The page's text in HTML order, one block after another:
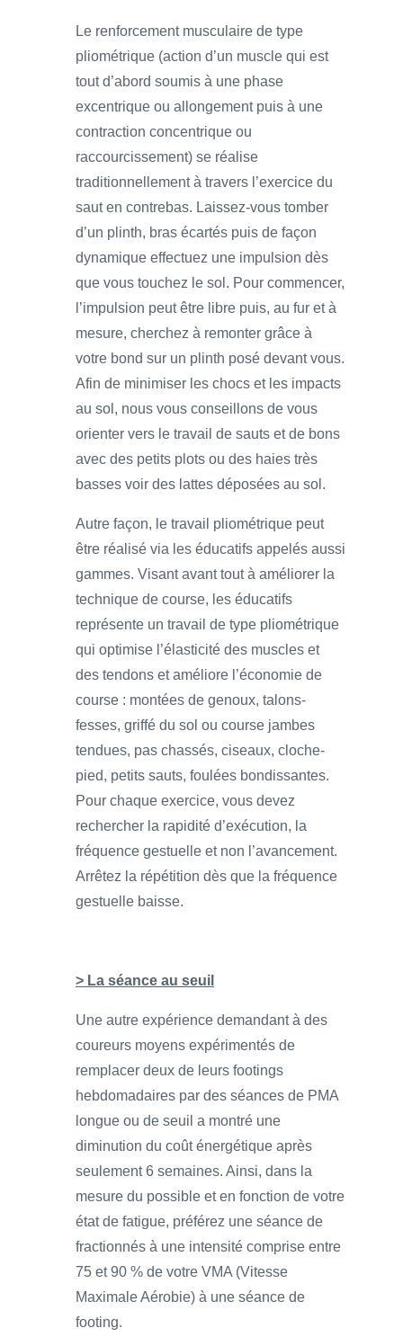
Le renforcement musculaire de type
pliométrique (action d’un muscle qui est
tout d’abord soumis à une phase
excentrique ou allongement puis à une
contraction concentrique ou
raccourcissement) se réalise
traditionnellement à travers l’exercice du
saut en contrebas. Laissez-vous tomber
d’un plinth, bras écartés puis de façon
dynamique effectuez une impulsion dès
que vous touchez le sol. Pour commencer,
l’impulsion peut être libre puis, au fur et à
mesure, cherchez à remonter grâce à
votre bond sur un plinth posé devant vous.
Afin de minimiser les chocs et les impacts
au sol, nous vous conseillons de vous
orienter vers le travail de sauts et de bons
avec des petits plots ou des haies très
basses voir des lattes déposées au sol.
Autre façon, le travail pliométrique peut
être réalisé via les éducatifs appelés aussi
gammes. Visant avant tout à améliorer la
technique de course, les éducatifs
représente un travail de type pliométrique
qui optimise l’élasticité des muscles et
des tendons et améliore l’économie de
course : montées de genoux, talons-
fesses, griffé du sol ou course jambes
tendues, pas chassés, ciseaux, cloche-
pied, petits sauts, foulées bondissantes.
Pour chaque exercice, vous devez
rechercher la rapidité d’exécution, la
fréquence gestuelle et non l’avancement.
Arrêtez la répétition dès que la fréquence
gestuelle baisse.
> La séance au seuil
Une autre expérience demandant à des
coureurs moyens expérimentés de
remplacer deux de leurs footings
hebdomadaires par des séances de PMA
longue ou de seuil a montré une
diminution du coût énergétique après
seulement 6 semaines. Ainsi, dans la
mesure du possible et en fonction de votre
état de fatigue, préférez une séance de
fractionnés à une intensité comprise entre
75 et 90 % de votre VMA (Vitesse
Maximale Aérobie) à une séance de
footing.